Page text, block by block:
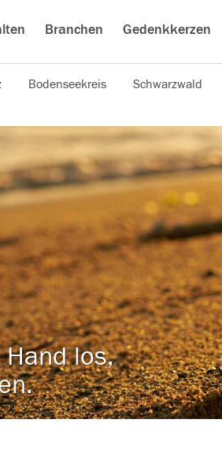
Branchen Gedenkkerzen
Bodenseekreis Schwarzwald
los,